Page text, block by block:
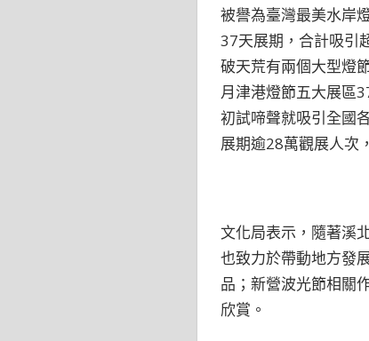
被譽為臺灣最美水岸
37天展期，合計吸引
破天荒有兩個大型燈
月津港燈節五大展區
初試啼聲就吸引全國
展期逾28萬觀展人次
文化局表示，隨著溪
也致力於帶動地方發
品；新營波光節相關
欣賞。